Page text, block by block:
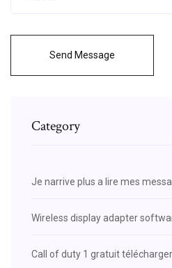
Send Message
Category
Je narrive plus a lire mes
Wireless display adapter
Call of duty 1 gratuit